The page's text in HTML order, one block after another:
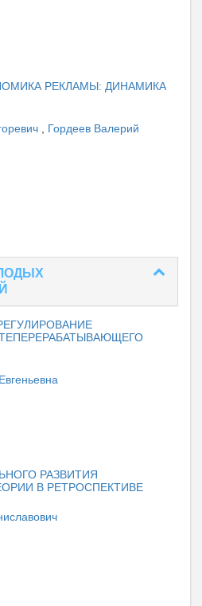
РЕКЛАМЫ: ДИНАМИКА
, Гордеев Валерий
РАЗВИТИЯ
В РЕТРОСПЕКТИВЕ